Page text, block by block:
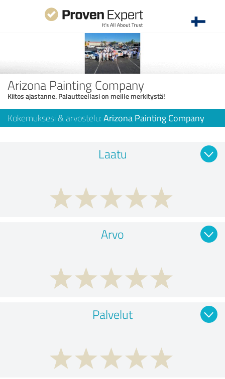
Arizona Painting Company
Kiitos ajastanne. Palautteellasi on meille merkitystä!
Kokemuksesi & arvostelu: Arizona Painting Company
Laatu
Arvo
Palvelut